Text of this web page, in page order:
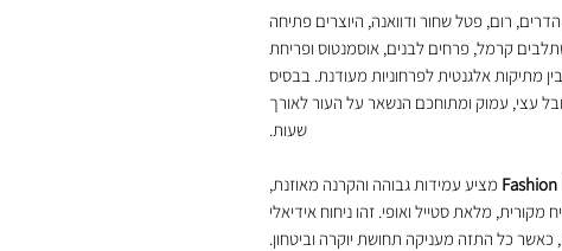
רום, פטל שחור ודוואנה, היוצרים פתיחה
קרמל, פרחים לבנים, אוסמנטוס ופריחת
מתיקות אלגנטית לפרחוניות מעודנת. בבסיס
עצי, עמוק ומתוחכם הנשאר על העור לאורך
שעות.
מציע עמידות גבוהה והקרנה מאוזנת,
מלאת סטייל ואופי. זהו ניחוח אידיאלי
כאשר כל התזה מעניקה תחושת יוקרה וביטחון.